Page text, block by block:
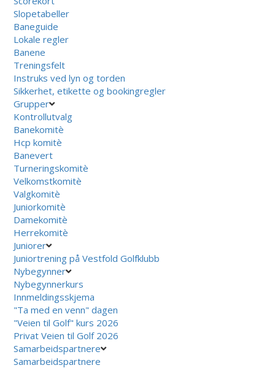
Slopetabeller
Baneguide
Lokale regler
Banene
Treningsfelt
Instruks ved lyn og torden
Sikkerhet, etikette og bookingregler
Grupper
Kontrollutvalg
Banekomitè
Hcp komitè
Banevert
Turneringskomitè
Velkomstkomitè
Valgkomitè
Juniorkomitè
Damekomitè
Herrekomitè
Juniorer
Juniortrening på Vestfold Golfklubb
Nybegynner
Nybegynnerkurs
Innmeldingsskjema
"Ta med en venn" dagen
"Veien til Golf" kurs 2026
Privat Veien til Golf 2026
Samarbeidspartnere
Samarbeidspartnere